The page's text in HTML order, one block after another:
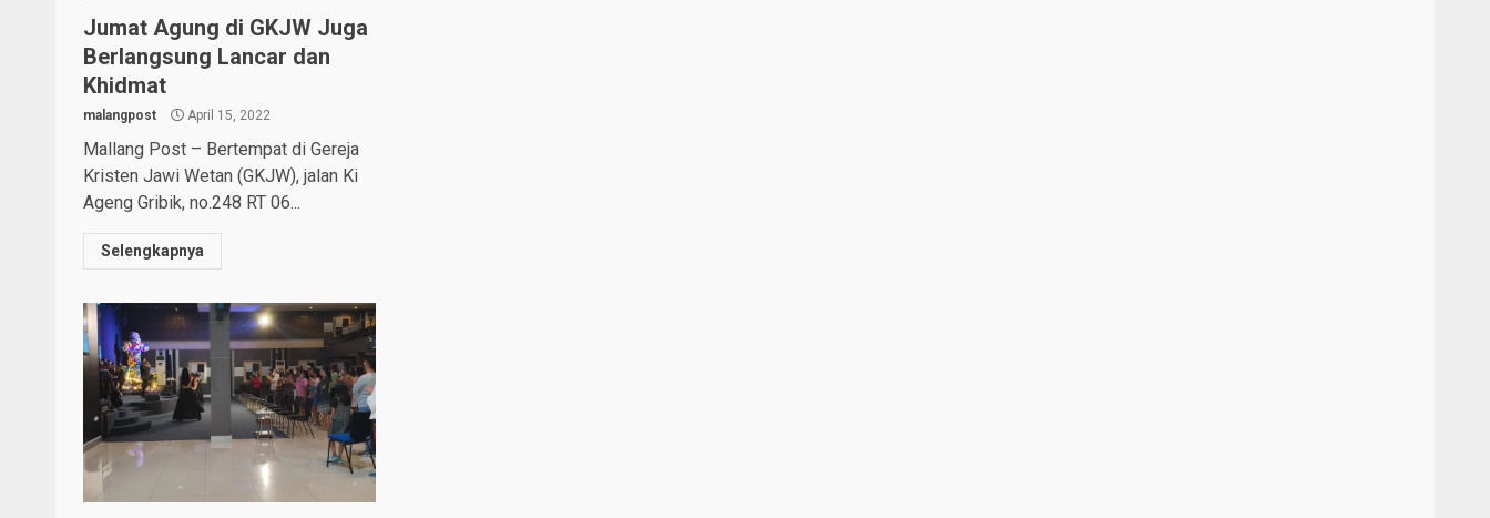
Jumat Agung di GKJW Juga
Berlangsung Lancar dan
Khidmat
malangpost April 15, 2022
Mallang Post – Bertempat di Gereja
Kristen Jawi Wetan (GKJW), jalan Ki
Ageng Gribik, no.248 RT 06...
Selengkapnya